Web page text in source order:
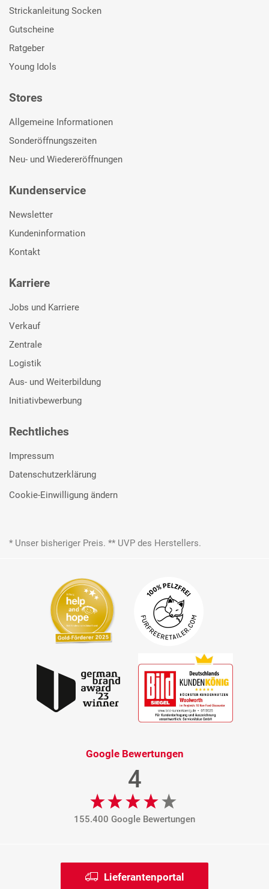
Strickanleitung Socken
Gutscheine
Ratgeber
Young Idols
Stores
Allgemeine Informationen
Sonderöffnungszeiten
Neu- und Wiedereröffnungen
Kundenservice
Newsletter
Kundeninformation
Kontakt
Karriere
Jobs und Karriere
Verkauf
Zentrale
Logistik
Aus- und Weiterbildung
Initiativbewerbung
Rechtliches
Impressum
Datenschutzerklärung
Cookie-Einwilligung ändern
* Unser bisheriger Preis. ** UVP des Herstellers.
Google Bewertungen
4
155.400 Google Bewertungen
Lieferantenportal